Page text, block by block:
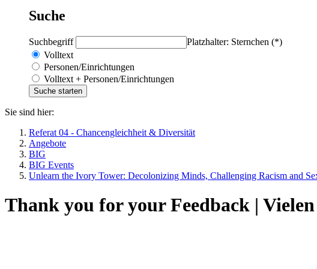
Suche
Suchbegriff
Platzhalter: Sternchen (*)
Volltext
Personen/Einrichtungen
Volltext + Personen/Einrichtungen
Sie sind hier:
Referat 04 - Chancengleichheit & Diversität
Angebote
BIG
BIG Events
Unlearn the Ivory Tower: Decolonizing Minds, Challenging Racism and
Thank you for your Feedback |